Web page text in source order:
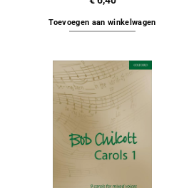
Toevoegen aan winkelwagen